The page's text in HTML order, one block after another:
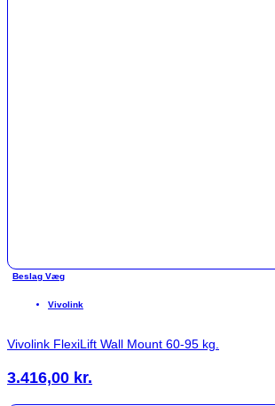
Beslag Væg
Vivolink
Vivolink FlexiLift Wall Mount 60-95 kg.
3.416,00 kr.